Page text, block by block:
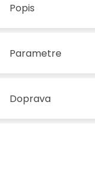
Popis
Parametre
Doprava